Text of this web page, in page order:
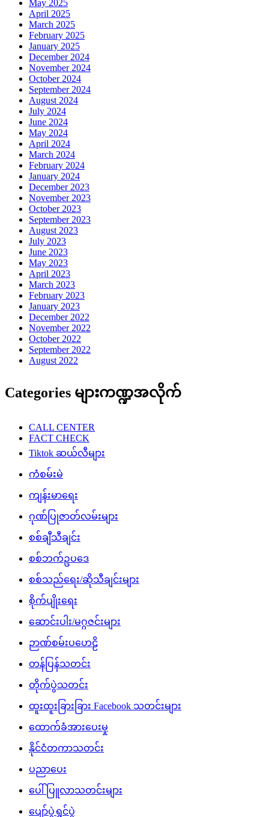
May 2025
April 2025
March 2025
February 2025
January 2025
December 2024
November 2024
October 2024
September 2024
August 2024
July 2024
June 2024
May 2024
April 2024
March 2024
February 2024
January 2024
December 2023
November 2023
October 2023
September 2023
August 2023
July 2023
June 2023
May 2023
April 2023
March 2023
February 2023
January 2023
December 2022
November 2022
October 2022
September 2022
August 2022
Categories များကဏ္ဍအလိုက်
CALL CENTER
FACT CHECK
Tiktok ဆယ်လီများ
ကံစမ်းမဲ
ကျန်းမာရေး
ဂုဏ်ပြုဇာတ်လမ်းများ
စစ်ချီသီချင်း
စစ်ဘက်ဥပဒေ
စစ်သည်ရေး/ဆိုသီချင်းများ
စိုက်ပျိုးရေး
ဆောင်းပါး/မဂ္ဂဇင်းများ
ဉာဏ်စမ်းပဟေဠိ
တန်ပြန်သတင်း
တိုက်ပွဲသတင်း
ထူးထူးခြားခြား Facebook သတင်းများ
ထောက်ခံအားပေးမှု
နိုင်ငံတကာသတင်း
ပညာပေး
ပေါ်ပြူလာသတင်းများ
ပျော်ပွဲရွှင်ပွဲ